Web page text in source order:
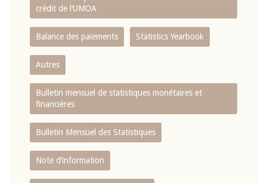
crédit de l‘UMOA
Balance des paiements Statistics Yearbook
Autres
Bulletin mensuel de statistiques monétaires et
financières
Bulletin Mensuel des Statistiques
Note d’information